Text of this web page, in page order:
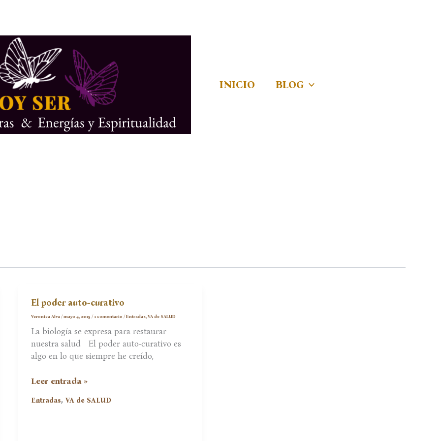
INICIO BLOG
El poder auto-curativo
Veronica Alva /mayo 4, 2015 / 1 comentario /Entradas, VA de SALUD
La biología se expresa para restaurar
nuestra salud El poder auto-curativo es
algo en lo que siempre he creído,
El
auto-
Leer entrada »
Entradas, VA de SALUD